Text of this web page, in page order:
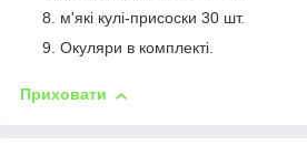
м'які кулі-присоски 30 шт.
Окуляри в комплекті.
Приховати